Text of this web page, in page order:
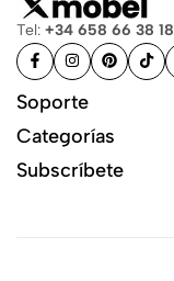
Tel: +34 658 66 38 18
Soporte
Categorías
Subscríbete